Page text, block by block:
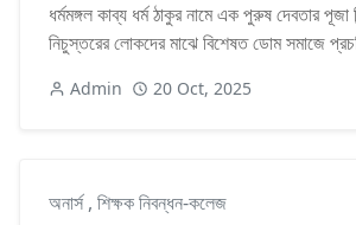
ধর্মমঙ্গল কাব্য ধর্ম ঠাকুর নামে এক পুরুষ দেবতার পূজা
নিচুস্তরের লোকদের মাঝে বিশেষত ডোম সমাজে
Admin 20 Oct, 2025
অনার্স, শিক্ষক নিবন্ধন-কলেজ